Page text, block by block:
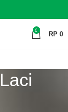
0 RP 0